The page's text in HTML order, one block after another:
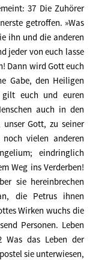
37 Die Zuhörer
getroffen. »Was
ihn und die anderen
jeder von euch lasse
Dann wird Gott euch
Gabe, den Heiligen
gilt euch und euren
auch in den
Gott, zu seiner
vielen anderen
eindringlich
Weg ins Verderben!
sie hereinbrechen
die Petrus ihnen
Wirken wuchs die
Personen. Leben
Was das Leben der
sie unterwiesen,